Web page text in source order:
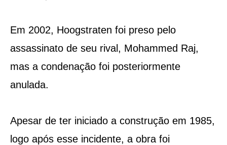
Em 2002, Hoogstraten foi preso pelo
assassinato de seu rival, Mohammed Raj,
mas a condenação foi posteriormente
anulada.
Apesar de ter iniciado a construção em 1985,
logo após esse incidente, a obra foi